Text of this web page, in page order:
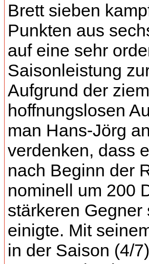
Brett sieben
Punkten aus
auf eine sehr
Saisonleistung
Aufgrund der
hoffnungslosen
man Hans-Jörg
verdenken, dass
nach Beginn der
nominell um 200
stärkeren
einigte. Mit
in der Saison (4/